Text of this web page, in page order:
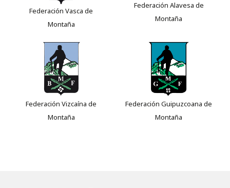
Federación Vasca de
Montaña
Federación Alavesa de
Montaña
Federación Vizcaína de
Montaña
Federación Guipuzcoana de
Montaña